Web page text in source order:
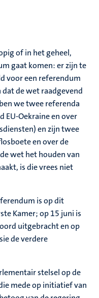
of in het geheel,
gaat komen: er zijn te
voor een referendum
de wet raadgevend
we twee referenda
EU-Oekraine en over
en zijn twee
en over de
wet het houden van
is die vrees niet
is op dit
Kamer; op 15 juni is
uitgebracht en op
de verdere
stelsel op de
mede op initiatief van